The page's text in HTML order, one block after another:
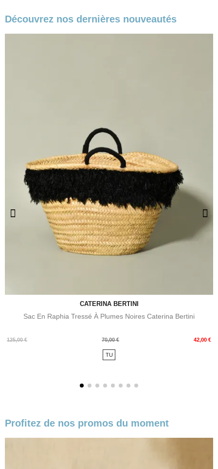
Découvrez nos dernières nouveautés
CATERINA BERTINI
Sac En Raphia Tressé À Plumes Noires Caterina Bertini
125,00 €
Prix
70,00 € 42,00 €
Prix
TU
Profitez de nos promos du moment